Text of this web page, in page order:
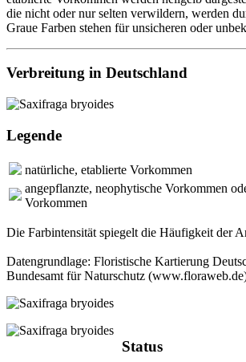
die nicht oder nur selten verwildern, werden
Graue Farben stehen für unsicheren oder
Verbreitung in Deutschland
Legende
natürliche, etablierte Vorkommen
angepflanzte, neophytische Vorkommen
Vorkommen
Die Farbintensität spiegelt die Häufigkeit der
Datengrundlage: Floristische Kartierung
Bundesamt für Naturschutz
Status